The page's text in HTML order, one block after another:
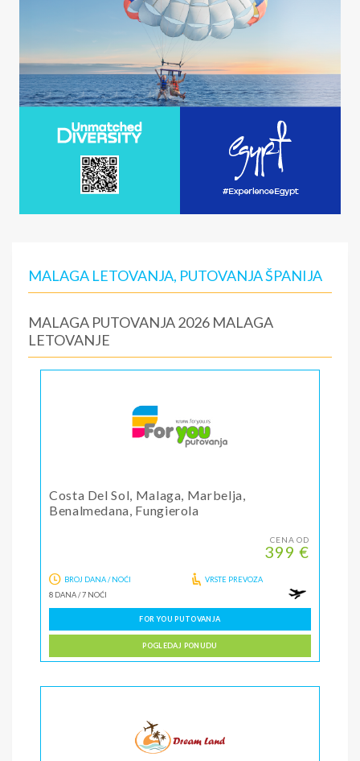
MALAGA LETOVANJA, PUTOVANJA ŠPANIJA
MALAGA PUTOVANJA 2026 MALAGA
LETOVANJE
Costa Del Sol, Malaga, Marbelja,
Benalmedana, Fungierola
CENA OD
399 €
BROJ DANA / NOĆI
8 DANA/7 NOĆI
VRSTE PREVOZA
FOR YOU PUTOVANJA
POGLEDAJ PONUDU